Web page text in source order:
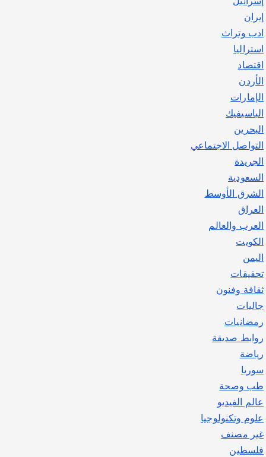
إيران
ادب وتراث
استراليا
اقتصاد
الأردن
الإمارات
الباسيفيك
البحرين
التواصل الاجتماعي
الجريدة
السعودية
الشرق الأوسط
العراق
العرب والعالم
الكويت
اليمن
تحقيقات
ثقافة وفنون
جاليات
رمضانيات
روابط صديقة
رياضة
سوريا
طب وصحة
عالم الفيديو
علوم وتكنولوجيا
غير مصنف
فلسطين